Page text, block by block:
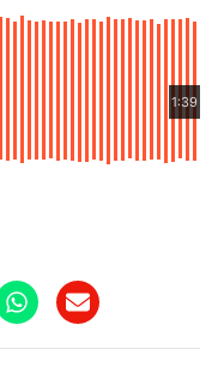
1:39